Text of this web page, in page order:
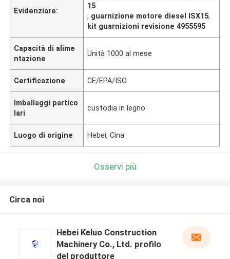
Evidenziare:
15
, guarnizione motore diesel ISX15,
kit guarnizioni revisione 4955595
Capacità di alime
ntazione
Unità 1000 al mese
Certificazione CE/EPA/ISO
Imballaggi partico
lari
custodia in legno
Luogo di origine Hebei, Cina
Osservi più
Circa noi
Hebei Keluo Construction
Machinery Co., Ltd. profilo
del produttore